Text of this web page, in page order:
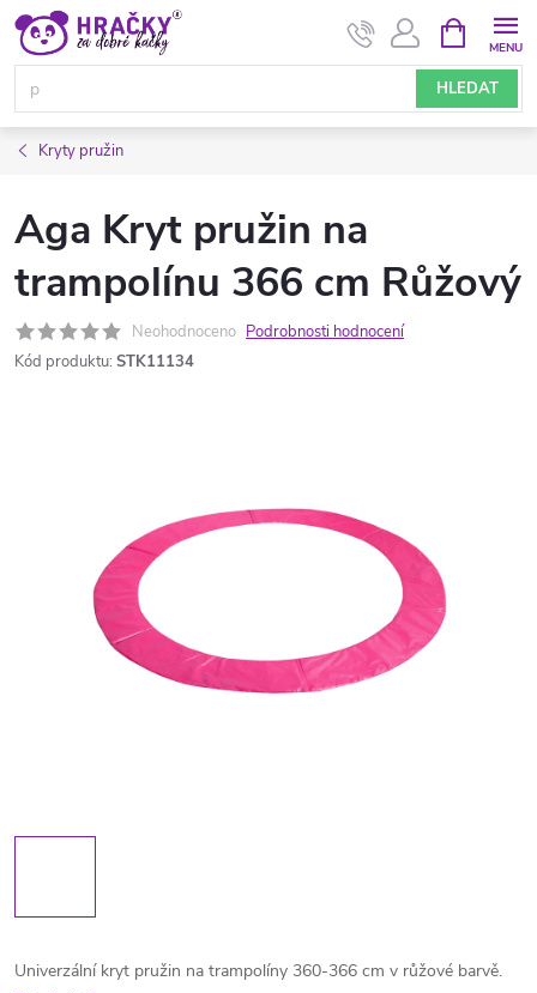
Přejít
obsah
HLEDAT
NÁKUPNÍ
KOŠÍK
Kryty pružin
Aga Kryt pružin na
trampolínu 366 cm Růžový
Neohodnoceno Podrobnosti hodnocení
Kód produktu: STK11134
Univerzální kryt pružin na trampolíny 360-366 cm v růžové barvě.